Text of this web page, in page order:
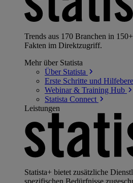
Trends aus 170 Branchen in
Fakten im Direktzugriff.
Mehr über Statista
Über Statista
Erste Schritte und
Webinar & Training Hub
Statista Connect
Leistungen
Statista+ bietet zusätzliche
spezifischen Bedürfnisse